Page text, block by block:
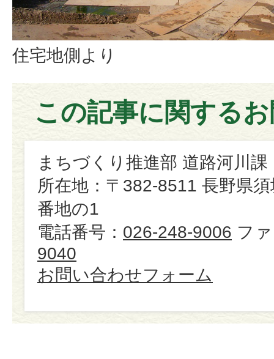
住宅地側より
この記事に関する
まちづくり推進部 道路河川課
所在地：〒382-8511 長野県
番地の1
電話番号： 026-248-9006 フ
9040
お問い合わせフォーム